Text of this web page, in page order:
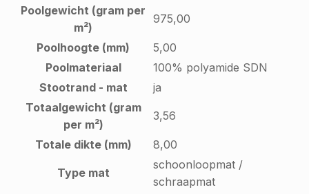
Poolgewicht (gram per
m²)
975,00
Poolhoogte (mm)
5,00
Poolmateriaal
100% polyamide SDN
Stootrand - mat
ja
Totaalgewicht (gram
per m²)
3,56
Totale dikte (mm) 8,00
Type mat
schoonloopmat /
schraapmat